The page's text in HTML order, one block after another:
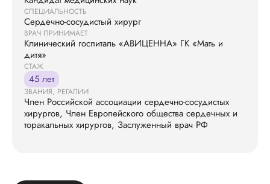
СПЕЦИАЛЬНОСТЬ
Сердечно-сосудистый хирург
ВРАЧ ПРИНИМАЕТ
Клинический госпиталь «АВИЦЕННА» ГК «Мать и
дитя»
СТАЖ
45 лет
ЗВАНИЯ, РЕГАЛИИ
Член Российской ассоциации сердечно-сосудистых
хирургов, Член Европейского общества сердечных и
торакальных хирургов, Заслуженный врач РФ